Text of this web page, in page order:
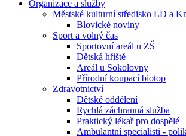
Organizace a služby
Městské kulturní středisko LD a
Blovické noviny
Sport a volný čas
Sportovní areál u ZŠ
Dětská hřiště
Areál u Sokolovny
Přírodní koupací biotop
Zdravotnictví
Dětské oddělení
Rychlá záchranná služba
Praktický lékař pro dospělé
Ambulantní specialisti -